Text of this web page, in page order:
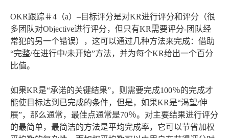
OKR跟踪＃4（a）–目标评分是对KR进行评分和评分（很
多团队对Objective进行评分，但只有KR需要评分-团队经
常犯的另一个错误），这可以通过几种方法来完成：借助
“完整/在进行中/未开始”方法，并为每个KR给出一个百分
比值。
如果KR是“承诺的关键结果”，则需要完成100％的完成才
能使目标达到已完成的条件，但是，如果KR是“渴望/伸
展”，那么通常，最佳点通常是70％。对主要结果进行评分
的最简单，最简洁的方法是平均完成率，它可以节省加权